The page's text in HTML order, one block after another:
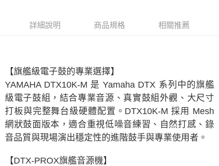
2.付款方式選擇「大哥付你分期」，訂單成立後會自動跳轉到大哥付的交易
流程，驗證手機門號後，選擇欲分期的期數、繳款截止日，確認付款後即完
法說明評估內容。
【繳款方式說明】
1.分期款項不併入電信帳單，「大哥付你分期」於每月結算日後寄送繳費提
醒簡訊。
2.透過簡訊連結打開帳單後，可選擇「超商條碼／台灣大直營門市／銀行轉
帳／街口支付／iPASS MONEY」等通路繳費。
【注意事項】
1.本服務係由「台灣大哥大股份有限公司」（以下簡稱本公司）所提供，讓
買賣價金債權讓與本公司後，依約使用本公司帳單繳交帳款。
詳細說明 商品規格 相關推薦
【旗艦級電子鼓的專業選擇】
YAMAHA DTX10K-M 是 Yamaha DTX 系列中的旗艦
級電子鼓組，結合專業音源、真實鼓組外觀、大尺寸
打板與完整舞台級硬體配置。DTX10K-M 採用 Mesh
網狀鼓面版本，適合重視低噪音練習、自然打感、錄
音品質與現場演出穩定性的進階鼓手與專業使用者。
【DTX-PROX旗艦音源機】